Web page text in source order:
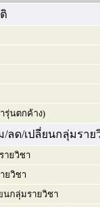
รุ่นตกค้าง)
/ลด/เปลี่ยนกลุ่มราย
ายวิชา
ยวิชา
นกลุ่มรายวิชา